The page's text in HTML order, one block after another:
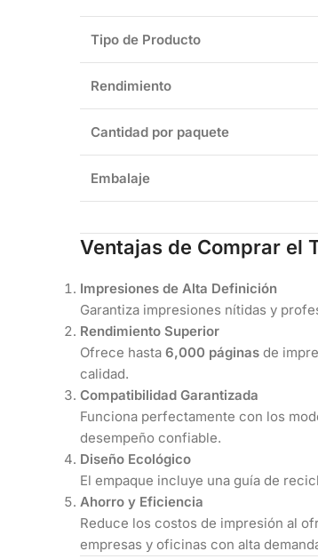
Tipo de Producto
Rendimiento
Cantidad por paquete
Embalaje
Ventajas de Comprar el
Impresiones de Alta Definición
Garantiza impresiones nítidas y
Rendimiento Superior
Ofrece hasta 6,000 páginas de
calidad.
Compatibilidad Garantizada
Funciona perfectamente con los
desempeño confiable.
Diseño Ecológico
El empaque incluye una guía de
Ahorro y Eficiencia
Reduce los costos de impresión al
empresas y oficinas con alta